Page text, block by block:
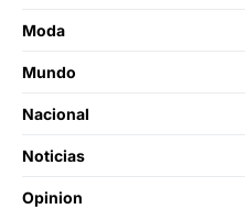
Moda
Mundo
Nacional
Noticias
Opinion